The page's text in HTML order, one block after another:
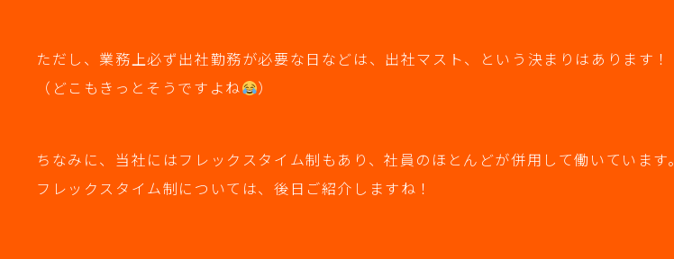
ただし、業務上必ず出社勤務が必要な日などは、出社マスト、という決まりはあります！
（どこもきっとそうですよね
）
ちなみに、当社にはフレックスタイム制もあり、社員のほとんどが併用して働いています。
フレックスタイム制については、後日ご紹介しますね！